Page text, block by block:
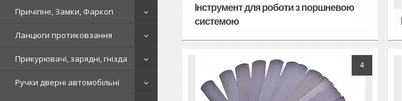
Причіпне, Замки, Фаркоп
Ланцюги протиковзання
Прикурювачі, зарядні, гнізда
Ручки дверні автомобільні
Інструмент для роботи з поршневою
системою
4